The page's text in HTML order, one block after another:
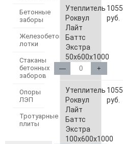
Бетонные
заборы
Железобетонные
лотки
Стаканы
бетонных
заборов
Опоры
ЛЭП
Тротуарные
плиты
Утеплитель
Роквул
Лайт
Баттс
Экстра
50х600х1000
— +
1055
руб.
Утеплитель
Роквул
Лайт
Баттс
Экстра
100х600х1000
1055
руб.